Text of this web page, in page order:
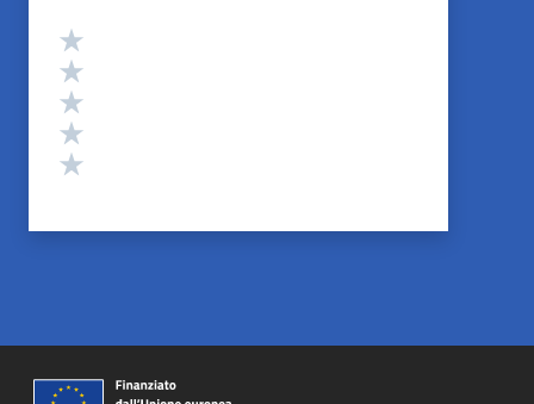
Valutazione